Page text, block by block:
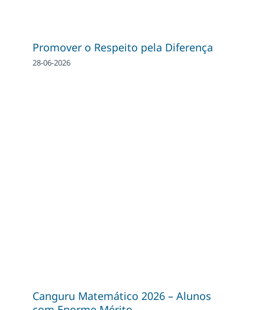
Promover o Respeito pela Diferença
28-06-2026
Canguru Matemático 2026 – Alunos